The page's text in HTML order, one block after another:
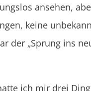
ansehen,
keine
„Sprung ins
ich mir drei